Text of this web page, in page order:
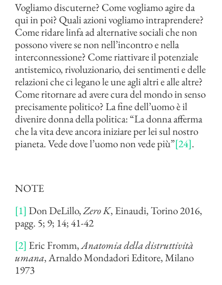
Vogliamo discuterne? Come vogliamo agire da
qui in poi? Quali azioni vogliamo intraprendere?
Come ridare linfa ad alternative sociali che non
possono vivere se non nell’incontro e nella
interconnessione? Come riattivare il potenziale
antistemico, rivoluzionario, dei sentimenti e delle
relazioni che ci legano le une agli altri e alle altre?
Come ritornare ad avere cura del mondo in senso
precisamente politico? La fine dell’uomo è il
divenire donna della politica: “La donna afferma
che la vita deve ancora iniziare per lei sul nostro
pianeta. Vede dove l’uomo non vede più”[24].
NOTE
[1] Don DeLillo,Zero K, Einaudi, Torino 2016,
pagg. 5; 9; 14; 41-42
[2] Eric Fromm,Anatomia della distruttività
umana, Arnaldo Mondadori Editore, Milano
1973